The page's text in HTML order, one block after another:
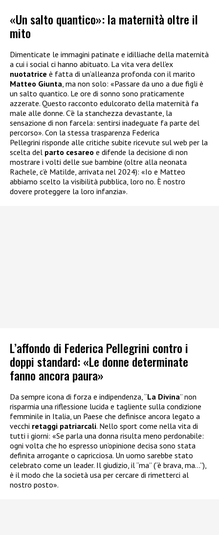
«Un salto quantico»: la maternità oltre il
mito
Dimenticate le immagini patinate e idilliache della maternità
a cui i social ci hanno abituato. La vita vera dell’ex
nuotatrice è fatta di un’alleanza profonda con il marito
Matteo Giunta , ma non solo: «Passare da uno a due figli è
un salto quantico. Le ore di sonno sono praticamente
azzerate. Questo racconto edulcorato della maternità fa
male alle donne. C’è la stanchezza devastante, la
sensazione di non farcela: sentirsi inadeguate fa parte del
percorso». Con la stessa trasparenza Federica
Pellegrini risponde alle critiche subite ricevute sul web per la
scelta del parto cesareo e difende la decisione di non
mostrare i volti delle sue bambine (oltre alla neonata
Rachele, c’è Matilde, arrivata nel 2024): «Io e Matteo
abbiamo scelto la visibilità pubblica, loro no. È nostro
dovere proteggere la loro infanzia».
L’affondo di Federica Pellegrini contro i
doppi standard: «Le donne determinate
fanno ancora paura»
Da sempre icona di forza e indipendenza, “La Divina” non
risparmia una riflessione lucida e tagliente sulla condizione
femminile in Italia, un Paese che definisce ancora legato a
vecchi retaggi patriarcali. Nello sport come nella vita di
tutti i giorni: «Se parla una donna risulta meno perdonabile:
ogni volta che ho espresso un’opinione decisa sono stata
definita arrogante o capricciosa. Un uomo sarebbe stato
celebrato come un leader. Il giudizio, il “ma” (“è brava, ma…”),
è il modo che la società usa per cercare di rimetterci al
nostro posto».